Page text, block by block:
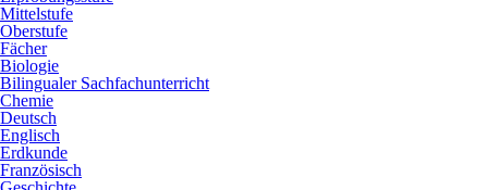
Mittelstufe
Oberstufe
Fächer
Biologie
Bilingualer Sachfachunterricht
Chemie
Deutsch
Englisch
Erdkunde
Französisch